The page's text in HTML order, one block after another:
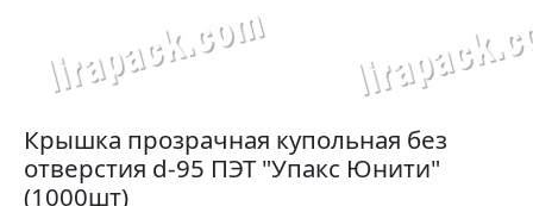
Крышка прозрачная купольная без
отверстия d-95 ПЭТ "Упакс Юнити"
(1000шт)